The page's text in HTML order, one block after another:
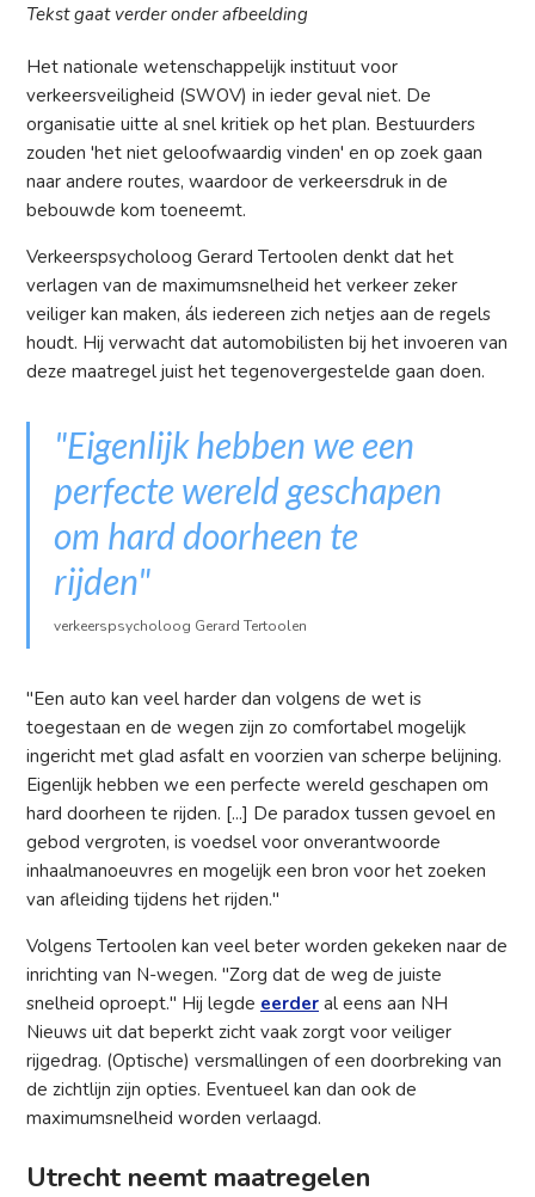
Tekst gaat verder onder afbeelding
Het nationale wetenschappelijk instituut voor
verkeersveiligheid (SWOV) in ieder geval niet. De
organisatie uitte al snel kritiek op het plan. Bestuurders
zouden 'het niet geloofwaardig vinden' en op zoek gaan
naar andere routes, waardoor de verkeersdruk in de
bebouwde kom toeneemt.
Verkeerspsycholoog Gerard Tertoolen denkt dat het
verlagen van de maximumsnelheid het verkeer zeker
veiliger kan maken, áls iedereen zich netjes aan de regels
houdt. Hij verwacht dat automobilisten bij het invoeren van
deze maatregel juist het tegenovergestelde gaan doen.
"Eigenlijk hebben we een
perfecte wereld geschapen
om hard doorheen te
rijden"
verkeerspsycholoog Gerard Tertoolen
"Een auto kan veel harder dan volgens de wet is
toegestaan en de wegen zijn zo comfortabel mogelijk
ingericht met glad asfalt en voorzien van scherpe belijning.
Eigenlijk hebben we een perfecte wereld geschapen om
hard doorheen te rijden. [...] De paradox tussen gevoel en
gebod vergroten, is voedsel voor onverantwoorde
inhaalmanoeuvres en mogelijk een bron voor het zoeken
van afleiding tijdens het rijden."
Volgens Tertoolen kan veel beter worden gekeken naar de
inrichting van N-wegen. "Zorg dat de weg de juiste
snelheid oproept." Hij legde eerder al eens aan NH
Nieuws uit dat beperkt zicht vaak zorgt voor veiliger
rijgedrag. (Optische) versmallingen of een doorbreking van
de zichtlijn zijn opties. Eventueel kan dan ook de
maximumsnelheid worden verlaagd.
Utrecht neemt maatregelen